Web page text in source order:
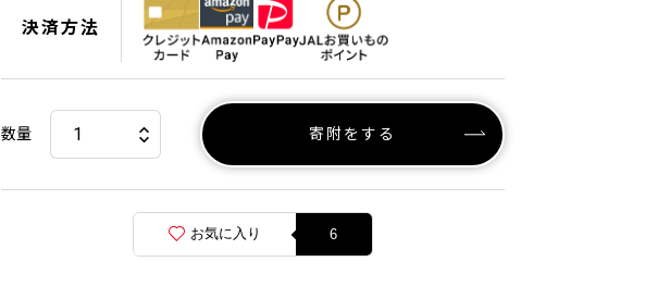
決済方法
数量 寄附をする
お気に入り 6